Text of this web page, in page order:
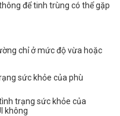
để tinh trùng có thể gặp
chỉ ở mức độ vừa hoặc
trạng sức khỏe của
không